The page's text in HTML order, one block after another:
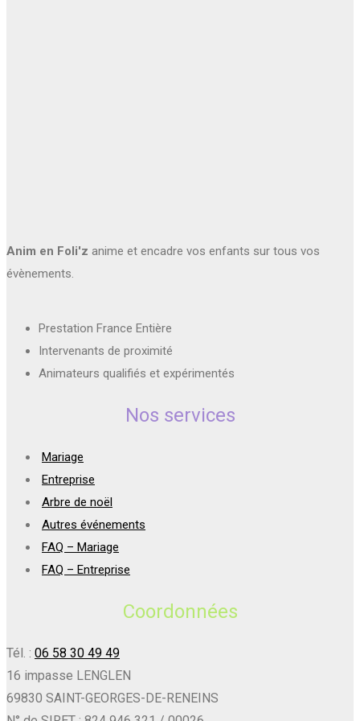
Anim en Foli'z anime et encadre vos enfants sur tous vos
évènements.
Prestation France Entière
Intervenants de proximité
Animateurs qualifiés et expérimentés
Nos services
Mariage
Entreprise
Arbre de noël
Autres événements
FAQ – Mariage
FAQ – Entreprise
Coordonnées
Tél. : 06 58 30 49 49
16 impasse LENGLEN
69830 SAINT-GEORGES-DE-RENEINS